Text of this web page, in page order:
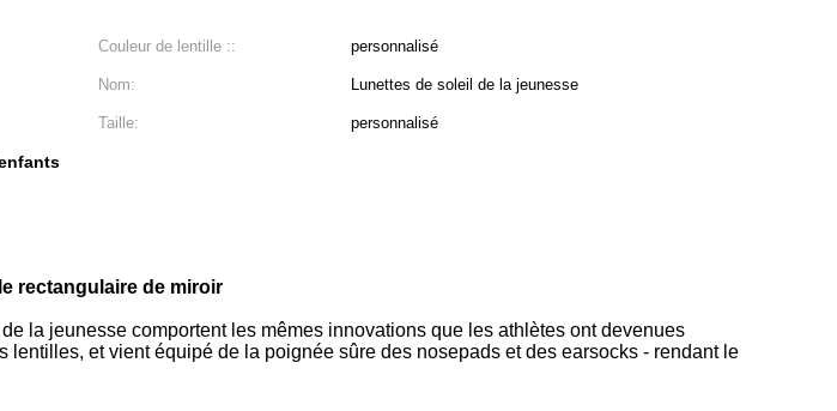
Couleur de lentille :: personnalisé
Nom: Lunettes de soleil de la jeunesse
Taille: personnalisé
rectangulaire de miroir
la jeunesse comportent les mêmes innovations que les athlètes ont devenues
et vient équipé de la poignée sûre des nosepads et des earsocks - rendant le